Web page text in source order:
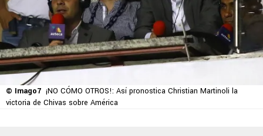
© Imago7 ¡NO CÓMO OTROS!: Así pronostica Christian Martinoli la
victoria de Chivas sobre América